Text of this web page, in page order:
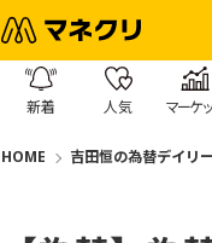
新着 人気 マーケ
HOME 吉田恒の為替デイリー